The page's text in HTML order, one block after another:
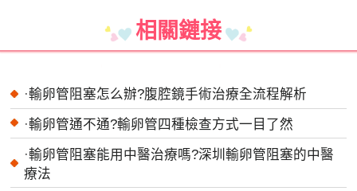
相關鏈接
·輸卵管阻塞怎么辦?腹腔鏡手術治療全流程解析
·輸卵管通不通?輸卵管四種檢查方式一目了然
·輸卵管阻塞能用中醫治療嗎?深圳輸卵管阻塞的中醫
療法